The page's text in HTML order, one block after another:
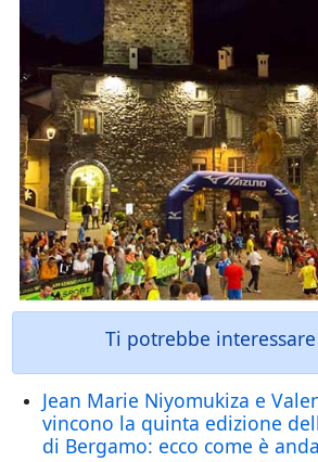
Ti potrebbe
Jean Marie Niyomukiza e
vincono la quinta edizione
di Bergamo: ecco come è